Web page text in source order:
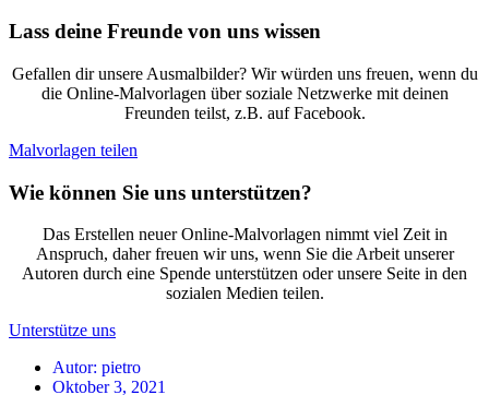
Lass deine Freunde von uns wissen
Gefallen dir unsere Ausmalbilder? Wir würden uns freuen, wenn du
die Online-Malvorlagen über soziale Netzwerke mit deinen
Freunden teilst, z.B. auf Facebook.
Malvorlagen teilen
Wie können Sie uns unterstützen?
Das Erstellen neuer Online-Malvorlagen nimmt viel Zeit in
Anspruch, daher freuen wir uns, wenn Sie die Arbeit unserer
Autoren durch eine Spende unterstützen oder unsere Seite in den
sozialen Medien teilen.
Unterstütze uns
Autor: pietro
Oktober 3, 2021